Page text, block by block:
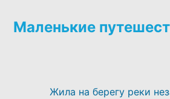
Маленькие
Жила на берегу реки